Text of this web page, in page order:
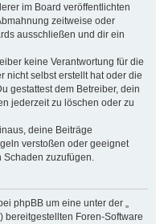
im Board veröffentlichten
zeitweise oder
ausschließen und dir ein
keine Verantwortung für die
nicht selbst erstellt hat oder die
gestattest dem Betreiber, dein
jederzeit zu löschen oder zu
deine Beiträge
verstoßen oder geeignet
zuzufügen.
phpBB um eine unter der „
bereitgestellten Foren-Software